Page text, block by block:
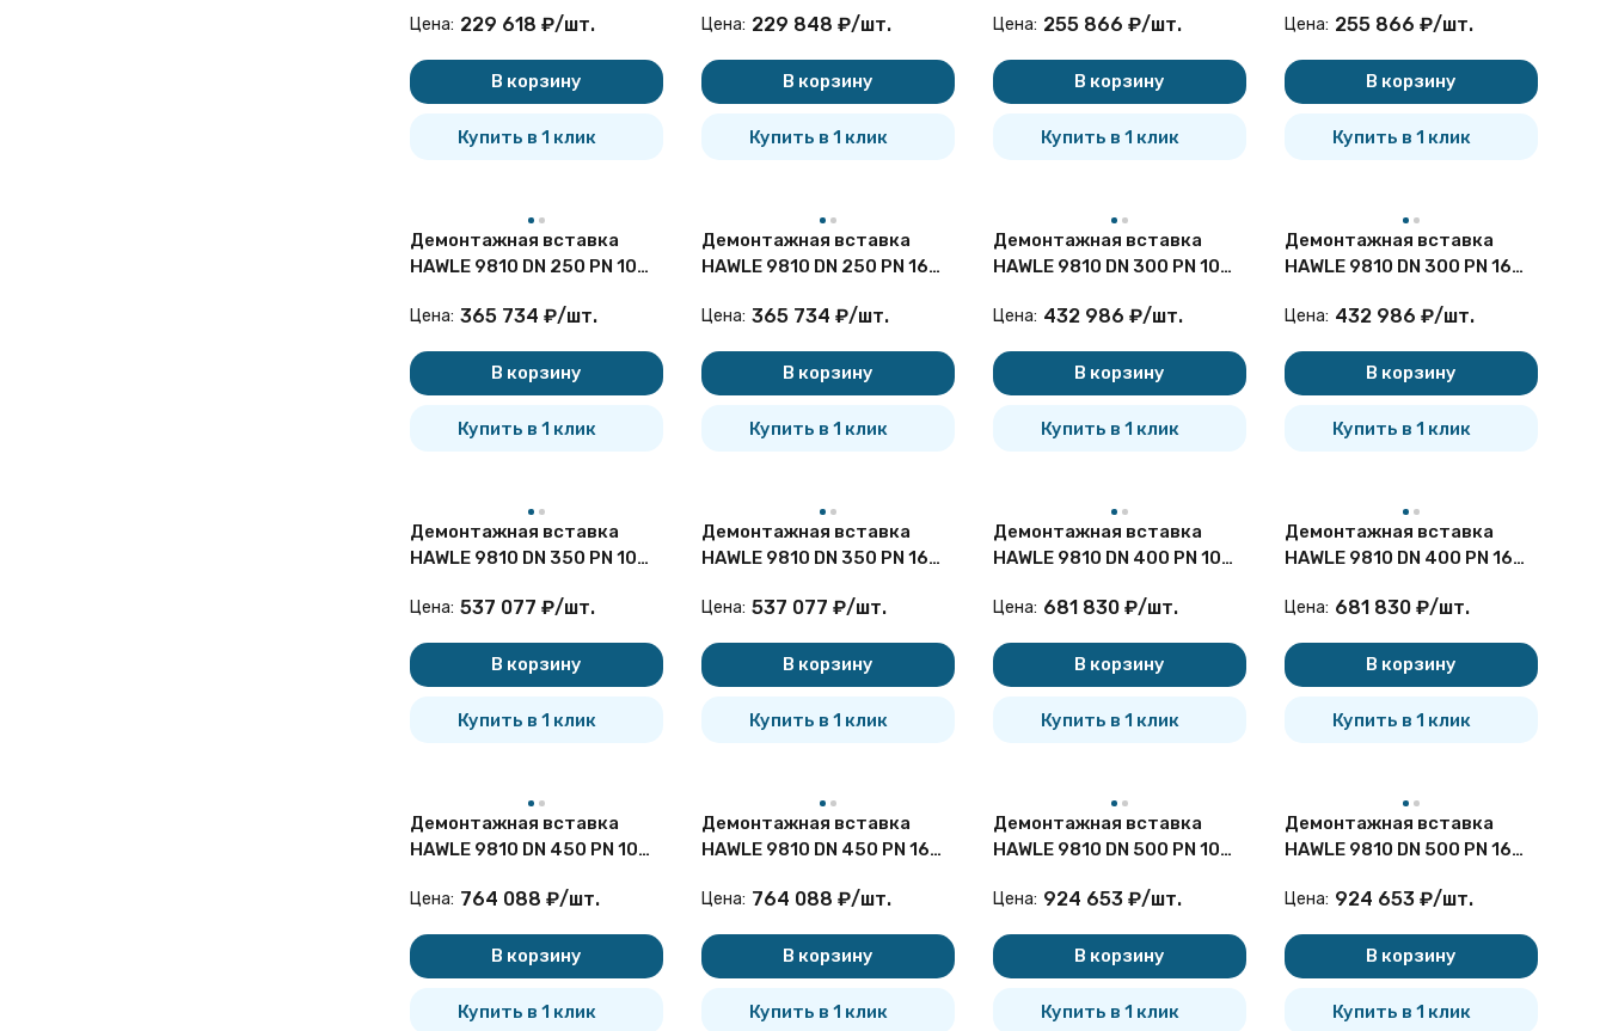
Цена: 229 618 ₽/шт.
В корзину
Купить в 1 клик
Цена: 229 848 ₽/шт.
В корзину
Купить в 1 клик
Цена: 255 866 ₽/шт.
В корзину
Купить в 1 клик
Цена: 255 866 ₽/шт.
В корзину
Купить в 1 клик
Демонтажная вставка
HAWLE 9810 DN 250 PN 10
Цена: 365 734 ₽/шт.
В корзину
Купить в 1 клик
Демонтажная вставка
HAWLE 9810 DN 250 PN 16
Цена: 365 734 ₽/шт.
В корзину
Купить в 1 клик
Демонтажная вставка
HAWLE 9810 DN 300 PN 10
Цена: 432 986 ₽/шт.
В корзину
Купить в 1 клик
Демонтажная вставка
HAWLE 9810 DN 300 PN 16
Цена: 432 986 ₽/шт.
В корзину
Купить в 1 клик
Демонтажная вставка
HAWLE 9810 DN 350 PN 10
Цена: 537 077 ₽/шт.
В корзину
Купить в 1 клик
Демонтажная вставка
HAWLE 9810 DN 350 PN 16
Цена: 537 077 ₽/шт.
В корзину
Купить в 1 клик
Демонтажная вставка
HAWLE 9810 DN 400 PN 10
Цена: 681 830 ₽/шт.
В корзину
Купить в 1 клик
Демонтажная вставка
HAWLE 9810 DN 400 PN 16
Цена: 681 830 ₽/шт.
В корзину
Купить в 1 клик
Демонтажная вставка
HAWLE 9810 DN 450 PN 10
Цена: 764 088 ₽/шт.
В корзину
Купить в 1 клик
Демонтажная вставка
HAWLE 9810 DN 450 PN 16
Цена: 764 088 ₽/шт.
В корзину
Купить в 1 клик
Демонтажная вставка
HAWLE 9810 DN 500 PN 10
Цена: 924 653 ₽/шт.
В корзину
Купить в 1 клик
Демонтажная вставка
HAWLE 9810 DN 500 PN 16
Цена: 924 653 ₽/шт.
В корзину
Купить в 1 клик